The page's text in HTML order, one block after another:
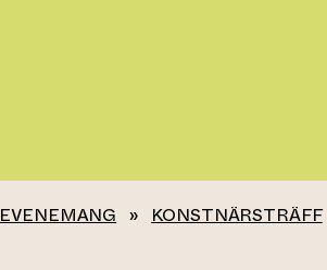
EVENEMANG » KONSTNÄRSTRÄFF